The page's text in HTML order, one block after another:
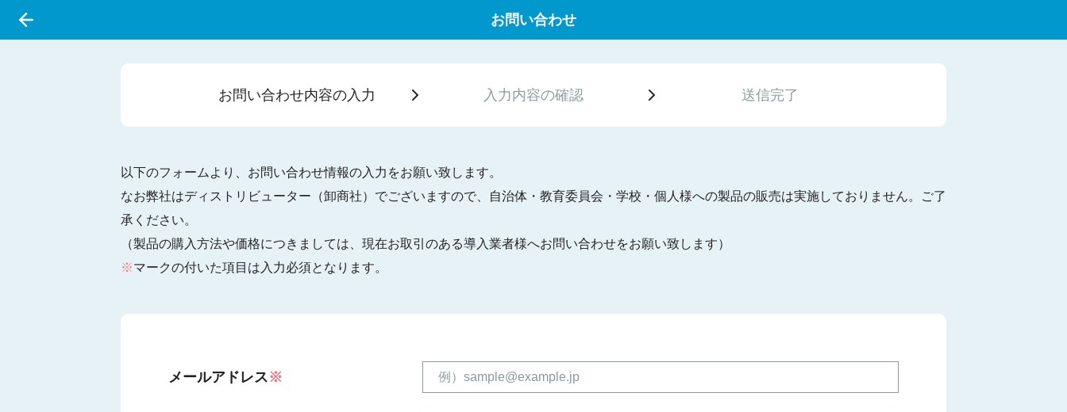
お問い合わせ
お問い合わせ内容の入力 入力内容の確認 送信完了
以下のフォームより、お問い合わせ情報の入力をお願い致します。
なお弊社はディストリビューター（卸商社）でございますので、自治体・教育委員会・学校・個人様への製品の販売は実施しておりません。ご了
承ください。
（製品の購入方法や価格につきましては、現在お取引のある導入業者様へお問い合わせをお願い致します）
※マークの付いた項目は入力必須となります。
メールアドレス※